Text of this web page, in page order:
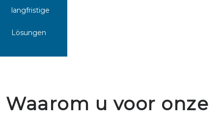
langfristige
Lösungen
Waarom u voor onze